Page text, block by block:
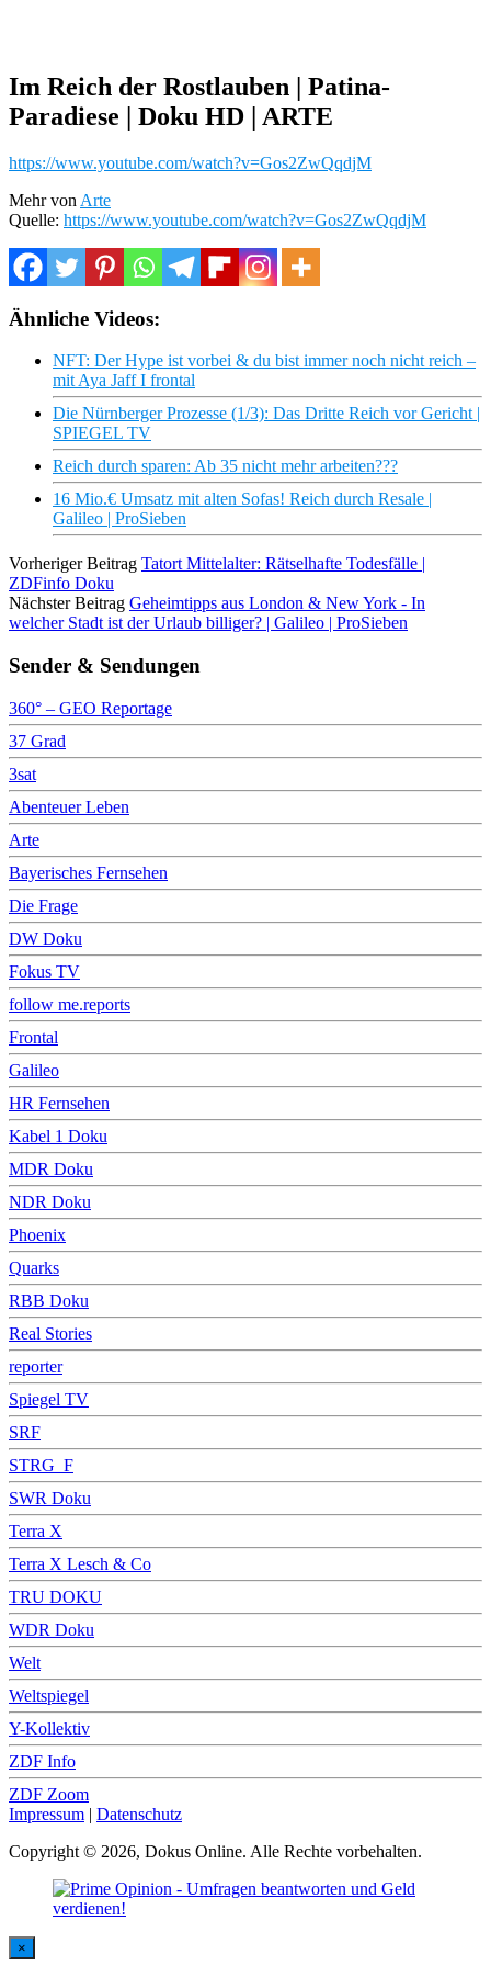
Im Reich der Rostlauben | Patina-
Paradiese | Doku HD | ARTE
https://www.youtube.com/watch?v=Gos2ZwQqdjM
Mehr von Arte
Quelle: https://www.youtube.com/watch?v=Gos2ZwQqdjM
Ähnliche Videos:
NFT: Der Hype ist vorbei & du bist immer noch nicht reich –
mit Aya Jaff I frontal
Die Nürnberger Prozesse (1/3): Das Dritte Reich vor Gericht |
SPIEGEL TV
Reich durch sparen: Ab 35 nicht mehr arbeiten???
16 Mio.€ Umsatz mit alten Sofas! Reich durch Resale |
Galileo | ProSieben
Vorheriger Beitrag Tatort Mittelalter: Rätselhafte Todesfälle |
ZDFinfo Doku
Nächster Beitrag Geheimtipps aus London & New York - In
welcher Stadt ist der Urlaub billiger? | Galileo | ProSieben
Sender & Sendungen
360° – GEO Reportage
37 Grad
3sat
Abenteuer Leben
Arte
Bayerisches Fernsehen
Die Frage
DW Doku
Fokus TV
follow me.reports
Frontal
Galileo
HR Fernsehen
Kabel 1 Doku
MDR Doku
NDR Doku
Phoenix
Quarks
RBB Doku
Real Stories
reporter
Spiegel TV
SRF
STRG_F
SWR Doku
Terra X
Terra X Lesch & Co
TRU DOKU
WDR Doku
Welt
Weltspiegel
Y-Kollektiv
ZDF Info
ZDF Zoom
Impressum | Datenschutz
Copyright © 2026, Dokus Online. Alle Rechte vorbehalten.
×